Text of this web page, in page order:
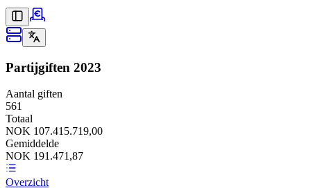
Partijgiften 2023
Aantal giften
561
Totaal
NOK 107.415.719,00
Gemiddelde
NOK 191.471,87
Overzicht